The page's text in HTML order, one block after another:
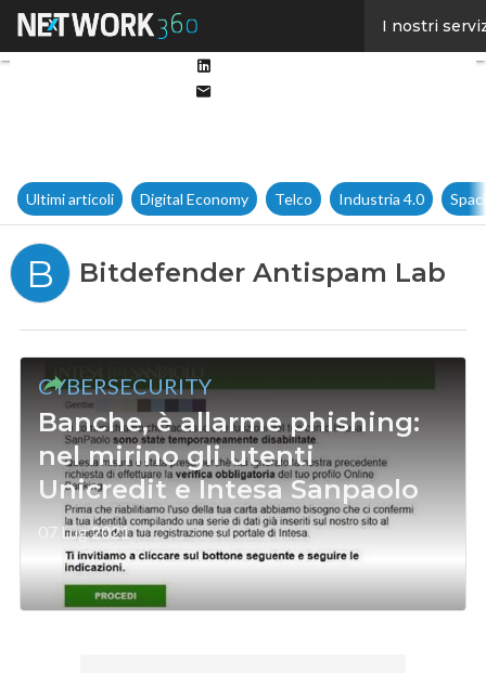
I nostri
Ultimi articoli Digital Economy Telco Industria 4.0
B Bitdefender Antispam Lab
CYBERSECURITY
Banche, è allarme phishing:
nel mirino gli utenti
Unicredit e Intesa Sanpaolo
07 Lug 2021